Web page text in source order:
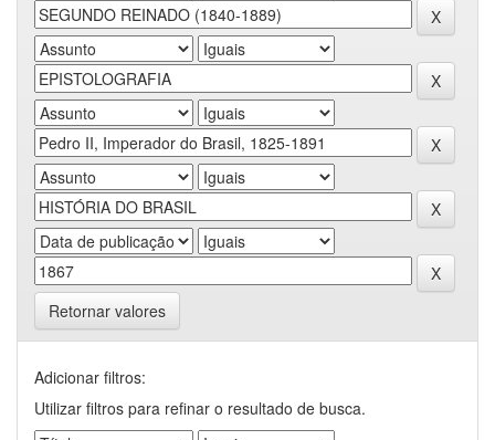
Retornar valores
Adicionar filtros:
Utilizar filtros para refinar o resultado de busca.